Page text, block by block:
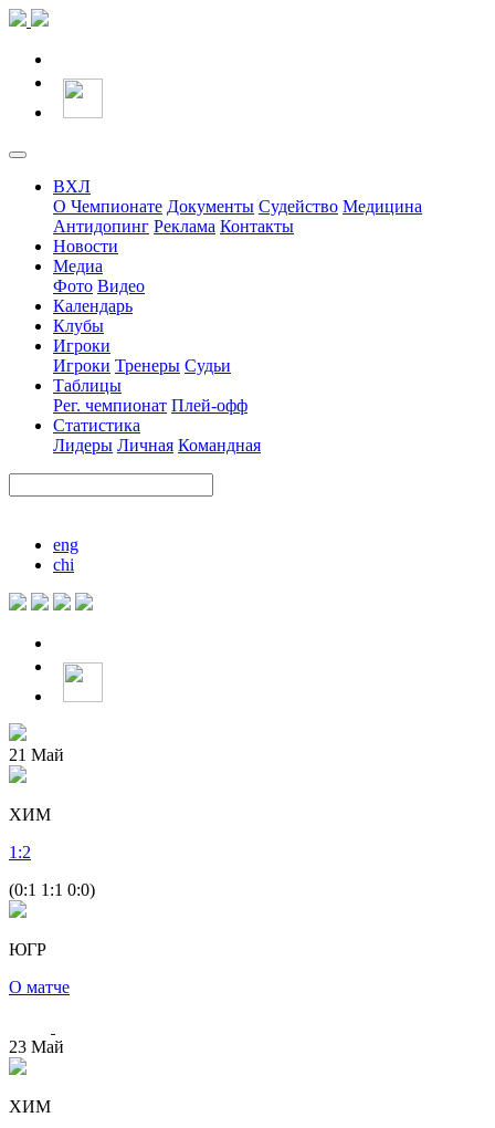
ВХЛ
О Чемпионате Документы Судейство Медицина
Антидопинг Реклама Контакты
Новости
Медиа
Фото Видео
Календарь
Клубы
Игроки
Игроки Тренеры Судьи
Таблицы
Рег. чемпионат Плей-офф
Статистика
Лидеры Личная Командная
eng
chi
21 Май
ХИМ
1 :2
(0:1 1:1 0:0)
ЮГР
О матче
23 Май
ХИМ